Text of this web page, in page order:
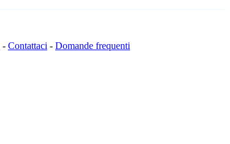
- Contattaci - Domande frequenti